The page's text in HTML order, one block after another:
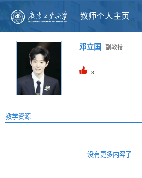
教师个人主页
邓立国 副教授
8
教学资源
没有更多内容了